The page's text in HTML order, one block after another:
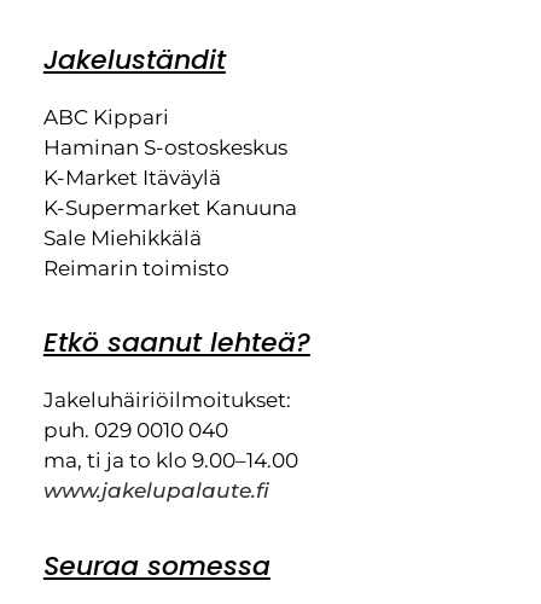
Jakeluständit
ABC Kippari
Haminan S-ostoskeskus
K-Market Itäväylä
K-Supermarket Kanuuna
Sale Miehikkälä
Reimarin toimisto
Etkö saanut lehteä?
Jakeluhäiriöilmoitukset:
puh. 029 0010 040
ma, ti ja to klo 9.00–14.00
www.jakelupalaute.fi
Seuraa somessa